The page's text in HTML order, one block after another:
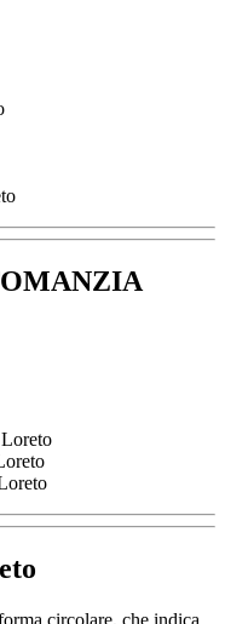
circolare, che indica